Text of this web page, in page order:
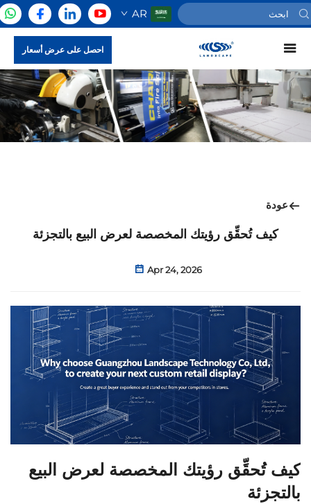
AR
احصل على عرض أسعار
عودة
كيف تُحقِّق رؤيتك المخصصة لعرض البيع بالتجزئة
Apr 24, 2026
كيف تُحقِّق رؤيتك المخصصة لعرض البيع
بالتجزئة